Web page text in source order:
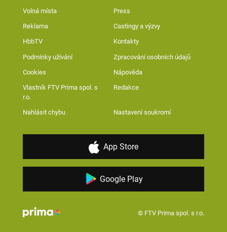
Volná místa Press
Reklama Castingy a výzvy
HbbTV Kontakty
Podmínky užívání Zpracování osobních údajů
Cookies Nápověda
Vlastník FTV Prima spol. s
r.o.
Redakce
Nahlásit chybu Nastavení soukromí
App Store
Google Play
© FTV Prima spol. s r.o.